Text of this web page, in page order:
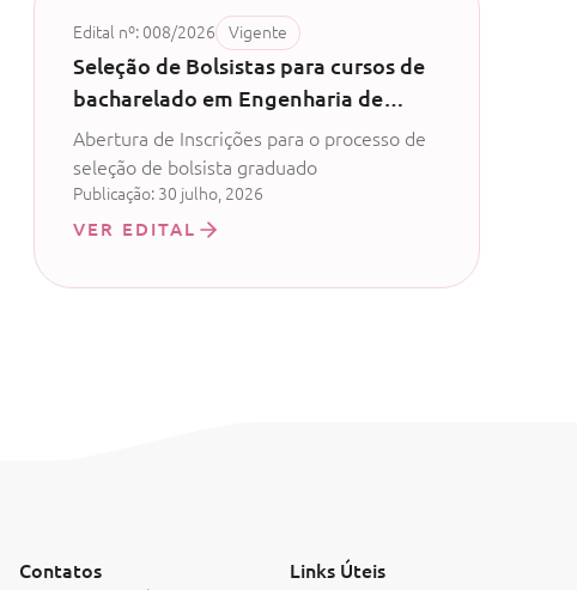
Edital nº: 008/2026 Vigente
Seleção de Bolsistas para cursos de
bacharelado em Engenharia de
Software, Análise e
Desenvolvimento de Sistemas ou
Ciência da Computação
Abertura de Inscrições para o processo de
seleção de bolsista graduado
Publicação: 30 julho, 2026
VER EDITAL
Contatos Links Úteis